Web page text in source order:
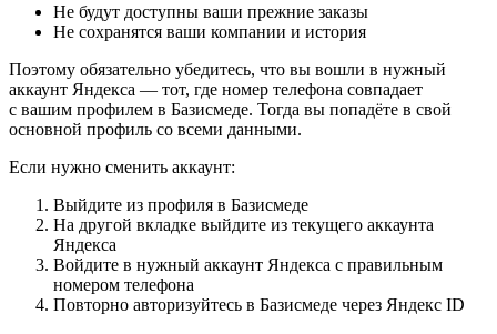
Не будут доступны ваши прежние заказы
Не сохранятся ваши компании и история
Поэтому обязательно убедитесь, что вы вошли в нужный
аккаунт Яндекса — тот, где номер телефона совпадает
с вашим профилем в Базисмеде. Тогда вы попадёте в свой
основной профиль со всеми данными.
Если нужно сменить аккаунт:
Выйдите из профиля в Базисмеде
На другой вкладке выйдите из текущего аккаунта
Яндекса
Войдите в нужный аккаунт Яндекса с правильным
номером телефона
Повторно авторизуйтесь в Базисмеде через Яндекс ID